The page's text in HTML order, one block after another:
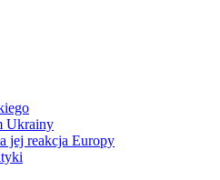
Ukrainy
jej reakcja Europy